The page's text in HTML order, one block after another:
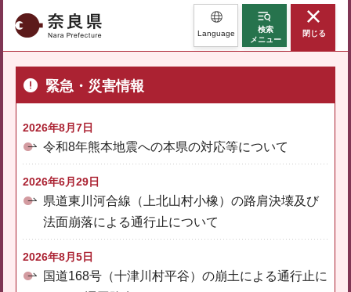
奈良県 Language
検索
メニュー
閉じる
緊急・災害情報
2026年8月7日
令和8年熊本地震への本県の対応等について
2026年6月29日
県道東川河合線（上北山村小橡）の路肩決壊及び
法面崩落による通行止について
2026年8月5日
国道168号（十津川村平谷）の崩土による通行止に